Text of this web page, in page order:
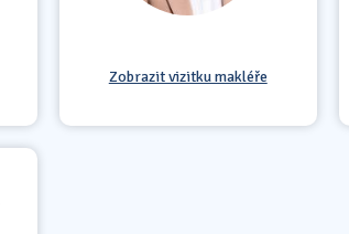
Zobrazit vizitku makléře